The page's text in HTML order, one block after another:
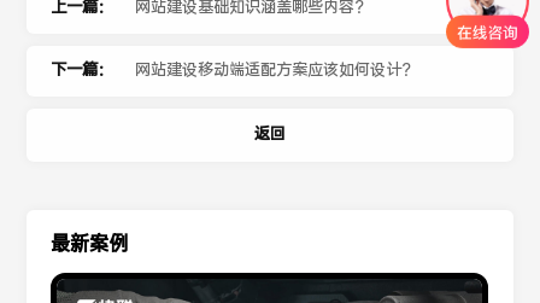
上一篇： 网站建设基础知识涵盖哪些内容？
下一篇： 网站建设移动端适配方案应该如何设计？
返回
最新案例